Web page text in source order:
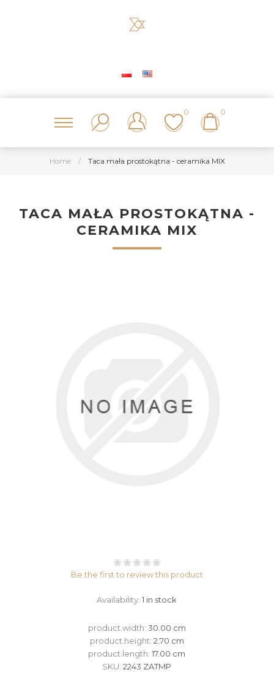
0 0
Home / Taca mała prostokątna - ceramika MIX
TACA MAŁA PROSTOKĄTNA -
CERAMIKA MIX
Be the first to review this product
Availability: 1 in stock
product.width: 30.00 cm
product.height: 2.70 cm
product.length:17.00 cm
SKU: 2243 ZATMP